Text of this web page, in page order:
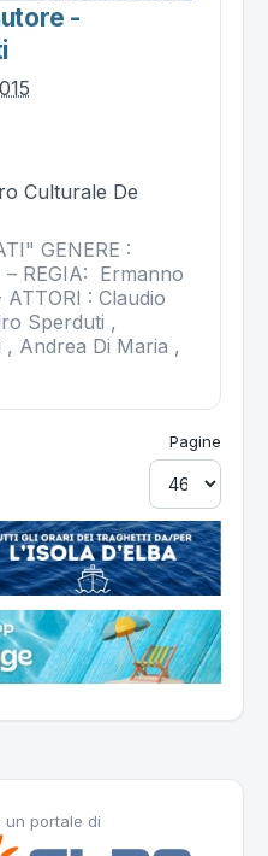
-
Culturale De
GENERE :
REGIA: Ermanno
: Claudio
Sperduti ,
Andrea Di Maria ,
Pagine
un portale di